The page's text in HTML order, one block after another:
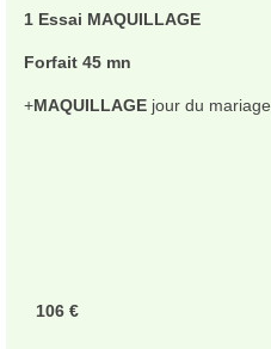
1 Essai MAQUILLAGE
Forfait 45 mn
+MAQUILLAGE jour du mariage
106 €